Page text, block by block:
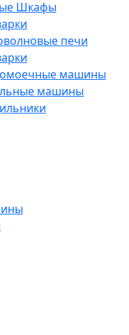
Шкафы
печи
машины
машины